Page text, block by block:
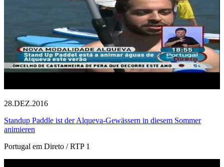
28.DEZ.2016
Standup Paddle ist der Alqueva-Gewässern in diesem Sommer
animieren
Portugal em Direto / RTP 1